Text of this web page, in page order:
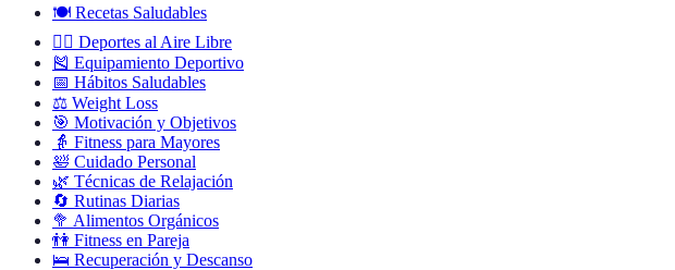
🍽️ Recetas Saludables
🚴‍♀️ Deportes al Aire Libre
🎽 Equipamiento Deportivo
📅 Hábitos Saludables
⚖️ Weight Loss
🎯 Motivación y Objetivos
👵 Fitness para Mayores
🛀 Cuidado Personal
🌿 Técnicas de Relajación
🔄 Rutinas Diarias
🥦 Alimentos Orgánicos
👫 Fitness en Pareja
🛌 Recuperación y Descanso